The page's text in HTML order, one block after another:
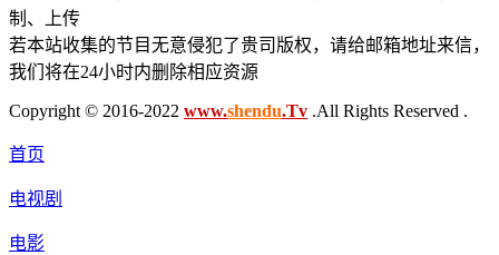
制、上传
若本站收集的节目无意侵犯了贵司版权，请给邮箱地址来信，
我们将在24小时内删除相应资源
Copyright © 2016-2022 www.shendu.Tv .All Rights Reserved .
首页
电视剧
电影